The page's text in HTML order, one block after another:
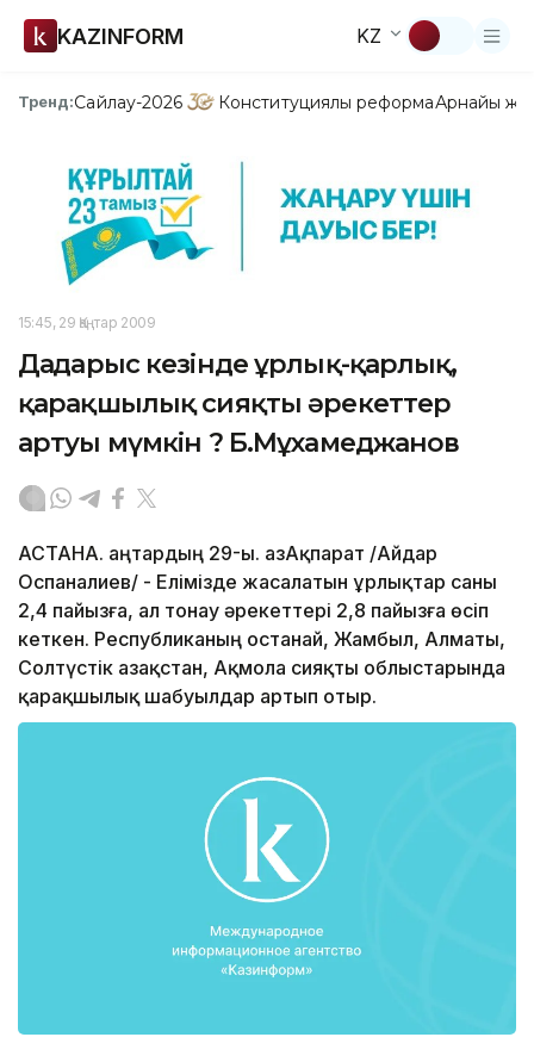
KAZINFORM KZ
Тренд:Сайлау-2026 Конституциялық реформаАрнайы
15:45, 29 Қаңтар 2009
Дағдарыс кезінде ұрлық-қарлық,
қарақшылық сияқты әрекеттер
артуы мүмкін ? Б.Мұхамеджанов
АСТАНА. Қаңтардың 29-ы. ҚазАқпарат /Айдар
Оспаналиев/ - Елімізде жасалатын ұрлықтар саны
2,4 пайызға, ал тонау әрекеттері 2,8 пайызға өсіп
кеткен. Республиканың Қостанай, Жамбыл, Алматы,
Солтүстік Қазақстан, Ақмола сияқты облыстарында
қарақшылық шабуылдар артып отыр.